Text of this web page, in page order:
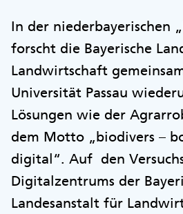
In der niederbayerischen
forscht die Bayerische
Landwirtschaft
Universität Passau
Lösungen wie der
dem Motto „biodivers –
digital“. Auf den
Digitalzentrums der
Landesanstalt für